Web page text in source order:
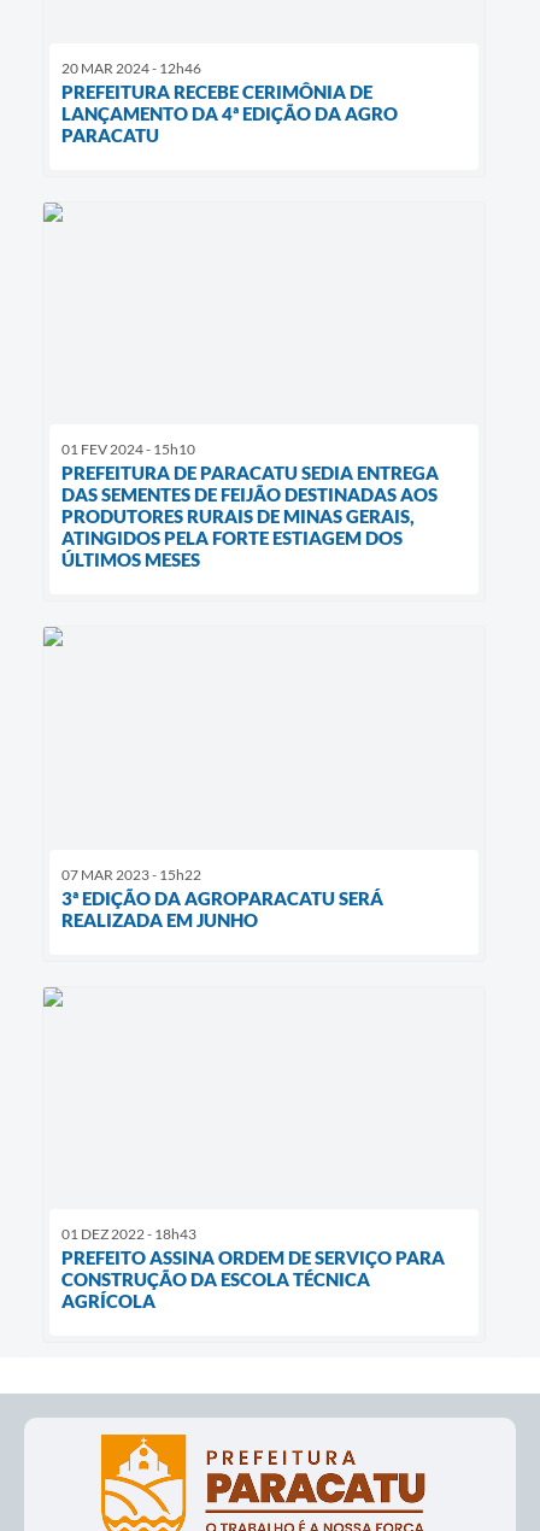
20 MAR 2024 - 12h46
PREFEITURA RECEBE CERIMÔNIA DE
LANÇAMENTO DA 4ª EDIÇÃO DA AGRO
PARACATU
01 FEV 2024 - 15h10
PREFEITURA DE PARACATU SEDIA ENTREGA
DAS SEMENTES DE FEIJÃO DESTINADAS AOS
PRODUTORES RURAIS DE MINAS GERAIS,
ATINGIDOS PELA FORTE ESTIAGEM DOS
ÚLTIMOS MESES
07 MAR 2023 - 15h22
3ª EDIÇÃO DA AGROPARACATU SERÁ
REALIZADA EM JUNHO
01 DEZ 2022 - 18h43
PREFEITO ASSINA ORDEM DE SERVIÇO PARA
CONSTRUÇÃO DA ESCOLA TÉCNICA
AGRÍCOLA